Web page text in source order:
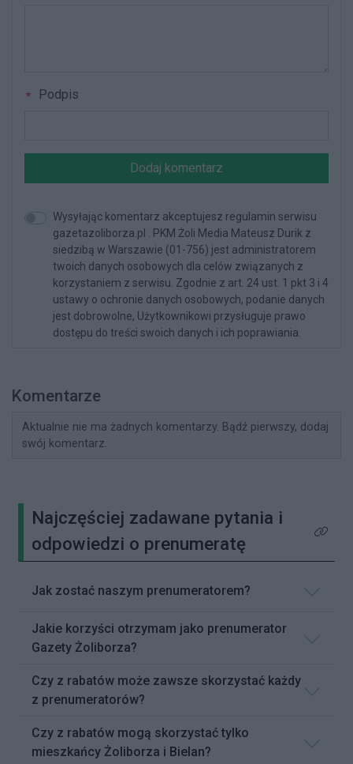
Podpis
Dodaj komentarz
Wysyłając komentarz akceptujesz regulamin serwisu
gazetazoliborza.pl . PKM Żoli Media Mateusz Durik z
siedzibą w Warszawie (01-756) jest administratorem
twoich danych osobowych dla celów związanych z
korzystaniem z serwisu. Zgodnie z art. 24 ust. 1 pkt 3 i 4
ustawy o ochronie danych osobowych, podanie danych
jest dobrowolne, Użytkownikowi przysługuje prawo
dostępu do treści swoich danych i ich poprawiania.
Komentarze
Aktualnie nie ma żadnych komentarzy. Bądź pierwszy, dodaj
swój komentarz.
Najczęściej zadawane pytania i
odpowiedzi o prenumeratę
Kliknij
Jak zostać naszym prenumeratorem?
Jakie korzyści otrzymam jako prenumerator
Gazety Żoliborza?
Czy z rabatów może zawsze skorzystać każdy
z prenumeratorów?
Czy z rabatów mogą skorzystać tylko
mieszkańcy Żoliborza i Bielan?